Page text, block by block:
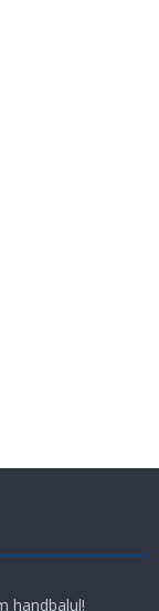
handbalul!